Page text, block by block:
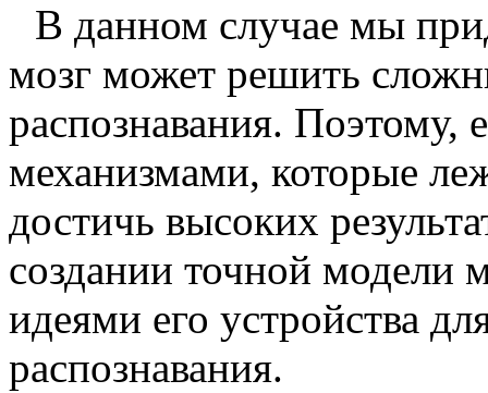
В данном случае мы
мозг может решить
распознавания. Поэтому,
механизмами, которые
достичь высоких
создании точной модели
идеями его устройства
распознавания.